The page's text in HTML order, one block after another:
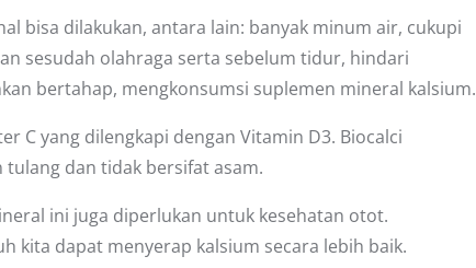
bisa dilakukan, antara lain: banyak minum air, cukupi
sesudah olahraga serta sebelum tidur, hindari
bertahap, mengkonsumsi suplemen mineral kalsium.
C yang dilengkapi dengan Vitamin D3. Biocalci
dan tidak bersifat asam.
ini juga diperlukan untuk kesehatan otot.
kita dapat menyerap kalsium secara lebih baik.